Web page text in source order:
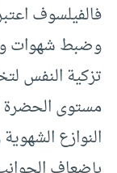
فالفيلسوف
وضبط شهوات
تزكية النفس
مستوى
النوازع